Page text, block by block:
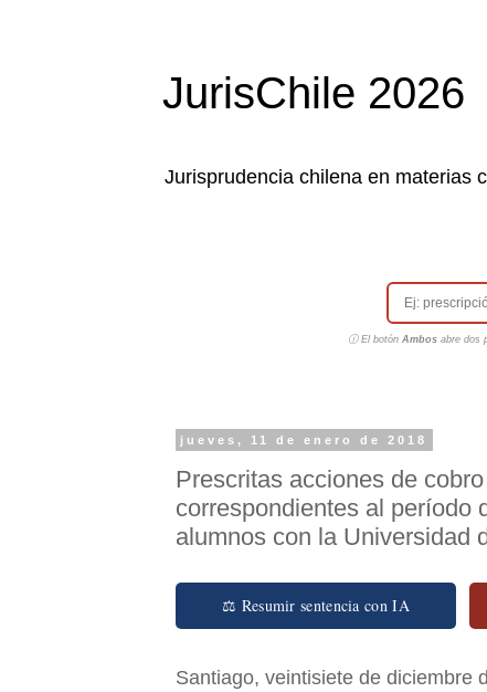
JurisChile 2026
Jurisprudencia chilena en materias
ⓘ El botón Ambosabre dos
jueves, 11 de enero de 2018
Prescritas acciones de
correspondientes al período
alumnos con la Universidad
⚖ Resumir sentencia con IA
Santiago, veintisiete de diciembre